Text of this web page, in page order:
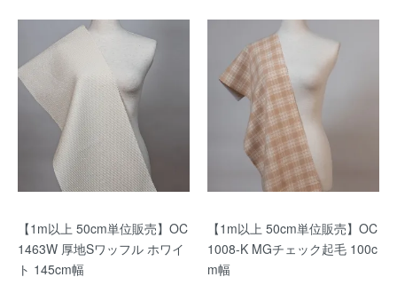
【1m以上 50cm単位販売】OC
1463W 厚地Sワッフル ホワイ
ト 145cm幅
【1m以上 50cm単位販売】OC
1008-K MGチェック起毛 100c
m幅